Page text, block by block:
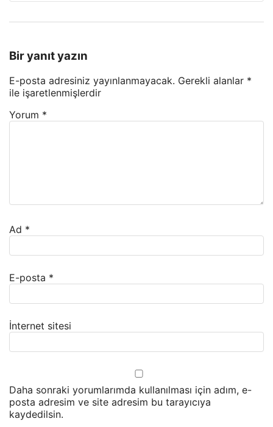
Bir yanıt yazın
E-posta adresiniz yayınlanmayacak. Gerekli alanlar *
ile işaretlenmişlerdir
Yorum *
Ad *
E-posta *
İnternet sitesi
Daha sonraki yorumlarımda kullanılması için adım, e-
posta adresim ve site adresim bu tarayıcıya
kaydedilsin.